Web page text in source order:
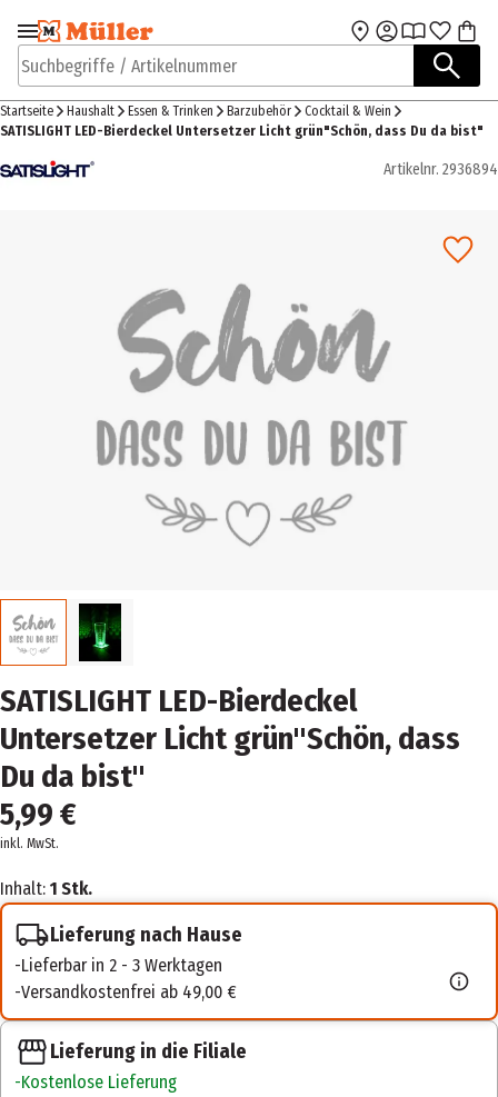
Zur Navigation
springen
Zum Hauptinhalt
Suchbegriffe / Artikelnummer
Startseite Haushalt Essen & Trinken Barzubehör
Cocktail & Wein
SATISLIGHT LED-Bierdeckel Untersetzer Licht grün"Schön, dass Du da bist"
Artikelnr. 2936894
SATISLIGHT LED-Bierdeckel
Untersetzer Licht grün"Schön, dass
Du da bist"
5,99 €
inkl. MwSt.
Inhalt: 1 Stk.
Lieferung nach Hause
Lieferbar in 2 - 3 Werktagen
Versandkostenfrei ab 49,00 €
Lieferung in die Filiale
Kostenlose Lieferung